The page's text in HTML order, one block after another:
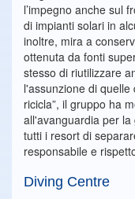
l’impegno anche sul
di impianti solari in
inoltre, mira a
ottenuta da fonti
stesso di riutilizzare
l'assunzione di
ricicla”, il gruppo ha
all'avanguardia per
tutti i resort di
responsabile e
Diving Centre